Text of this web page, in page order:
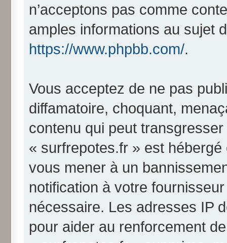
n’acceptons pas comme
amples informations au sujet
https://www.phpbb.com/.
Vous acceptez de ne pas
diffamatoire, choquant,
contenu qui peut
« surfrepotes.fr » est
vous mener à un
notification à votre
nécessaire. Les adresses IP
pour aider au renforcement